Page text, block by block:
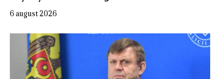
6 august 2026